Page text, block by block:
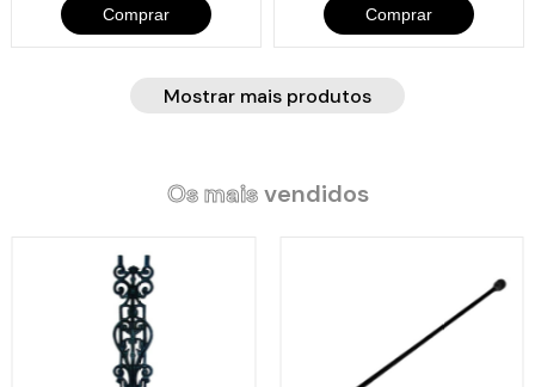
Comprar Comprar
Mostrar mais produtos
Os maisvendidos